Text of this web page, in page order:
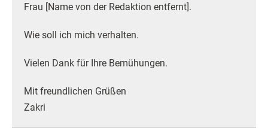
Frau [Name von der Redaktion entfernt].
Wie soll ich mich verhalten.
Vielen Dank für Ihre Bemühungen.
Mit freundlichen Grüßen
Zakri